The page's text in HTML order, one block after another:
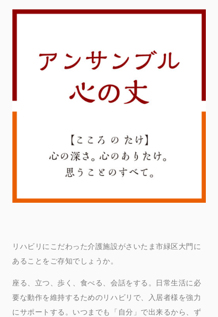
リハビリにこだわった介護施設がさいたま市緑区大門に
あることをご存知でしょうか。
座る、立つ、歩く、食べる、会話をする。日常生活に必
要な動作を維持するためのリハビリで、入居者様を強力
にサポートする。いつまでも「自分」で出来るから、ず